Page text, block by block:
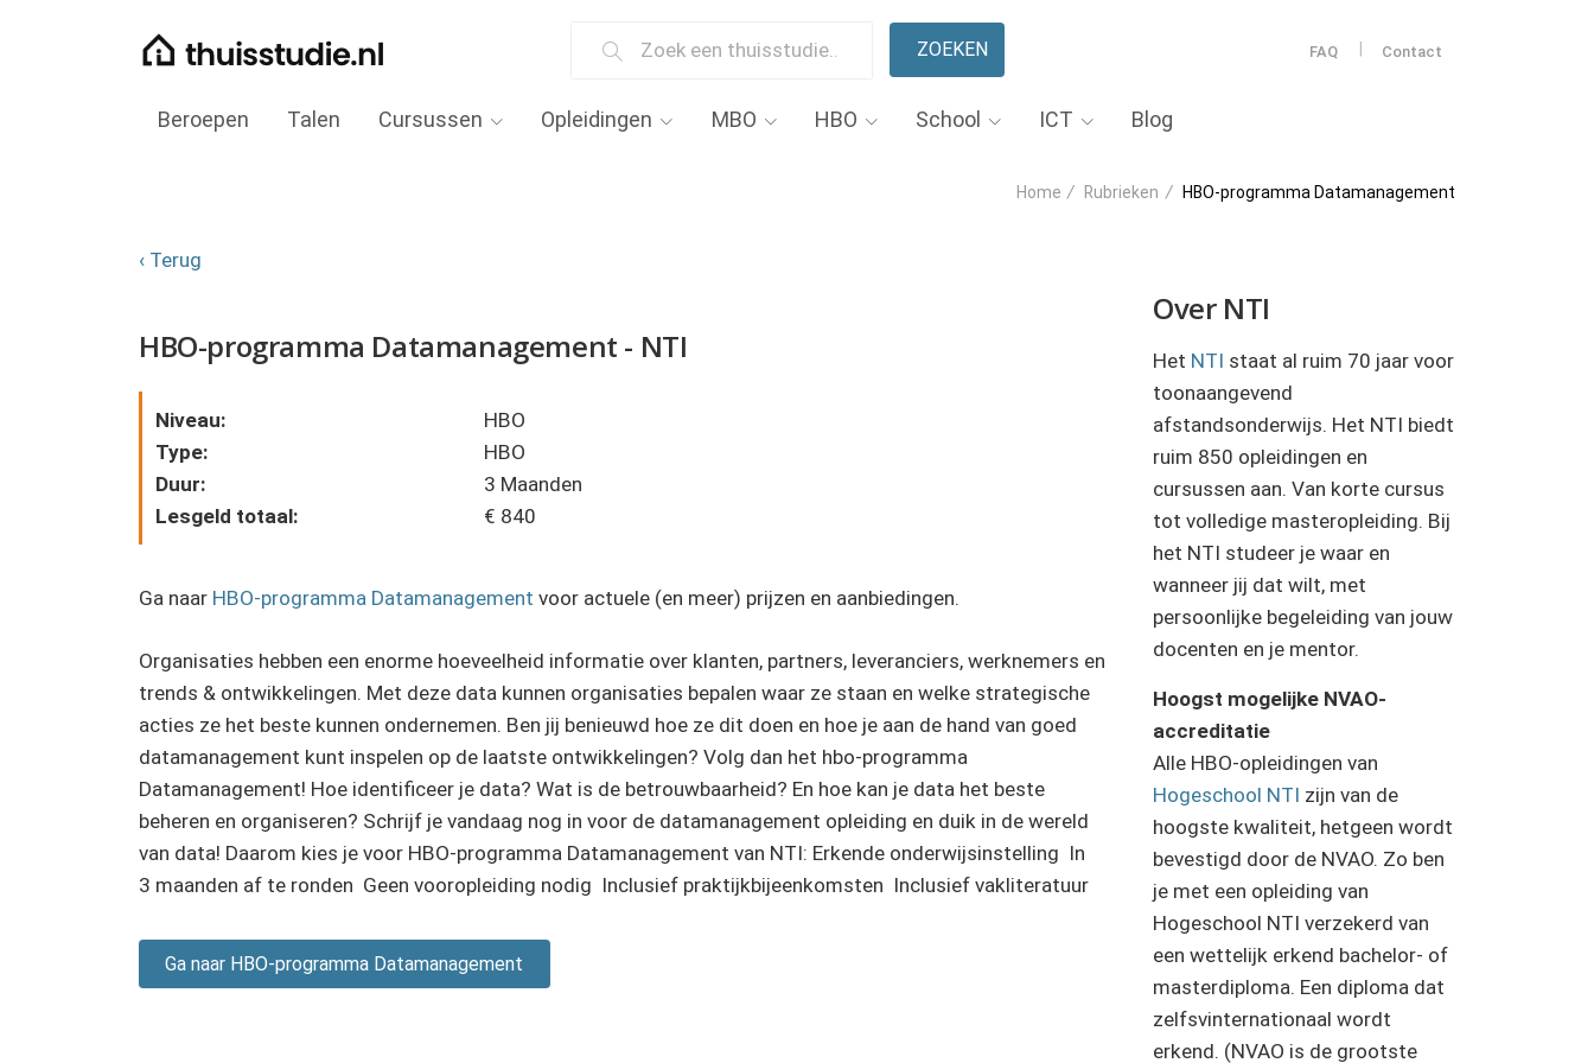
ZOEKEN FAQ Contact
Beroepen Talen Cursussen Opleidingen MBO HBO School ICT Blog
Home / Rubrieken / HBO-programma Datamanagement
‹ Terug
HBO-programma Datamanagement - NTI
Niveau:
HBO
Type:
HBO
Duur:
3 Maanden
Lesgeld totaal:
€ 840
Ga naar HBO-programma Datamanagement voor actuele (en meer) prijzen en aanbiedingen.
Organisaties hebben een enorme hoeveelheid informatie over klanten, partners, leveranciers, werknemers en
trends & ontwikkelingen. Met deze data kunnen organisaties bepalen waar ze staan en welke strategische
acties ze het beste kunnen ondernemen. Ben jij benieuwd hoe ze dit doen en hoe je aan de hand van goed
datamanagement kunt inspelen op de laatste ontwikkelingen? Volg dan het hbo-programma
Datamanagement! Hoe identificeer je data? Wat is de betrouwbaarheid? En hoe kan je data het beste
beheren en organiseren? Schrijf je vandaag nog in voor de datamanagement opleiding en duik in de wereld
van data! Daarom kies je voor HBO-programma Datamanagement van NTI: Erkende onderwijsinstelling In
3 maanden af te ronden Geen vooropleiding nodig Inclusief praktijkbijeenkomsten Inclusief vakliteratuur
Ga naar HBO-programma Datamanagement
Over NTI
Het NTI staat al ruim 70 jaar voor
toonaangevend
afstandsonderwijs. Het NTI biedt
ruim 850 opleidingen en
cursussen aan. Van korte cursus
tot volledige masteropleiding. Bij
het NTI studeer je waar en
wanneer jij dat wilt, met
persoonlijke begeleiding van jouw
docenten en je mentor.
Hoogst mogelijke NVAO-
accreditatie
Alle HBO-opleidingen van
Hogeschool NTI zijn van de
hoogste kwaliteit, hetgeen wordt
bevestigd door de NVAO. Zo ben
je met een opleiding van
Hogeschool NTI verzekerd van
een wettelijk erkend bachelor- of
masterdiploma. Een diploma dat
zelfsvinternationaal wordt
erkend. (NVAO is de grootste